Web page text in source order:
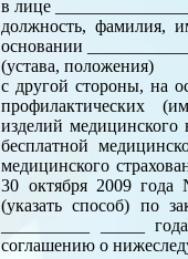
в лице
должность, фамилия,
основании
(устава, положения)
с другой стороны, на
профилактических
изделий медицинского
бесплатной
медицинского
30 октября 2009 года
(указать способ) по
__________ _____
соглашению о